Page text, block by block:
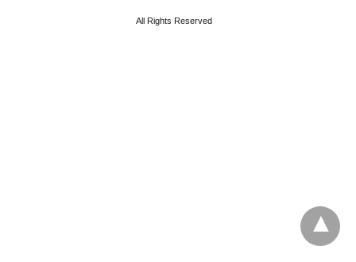
All Rights Reserved